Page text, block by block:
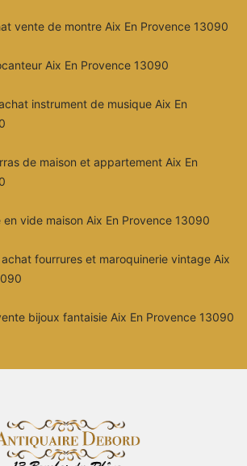
vente de montre Aix En Provence 13090
Aix En Provence 13090
instrument de musique Aix En
de maison et appartement Aix En
en vide maison Aix En Provence 13090
fourrures et maroquinerie vintage Aix
bijoux fantaisie Aix En Provence 13090